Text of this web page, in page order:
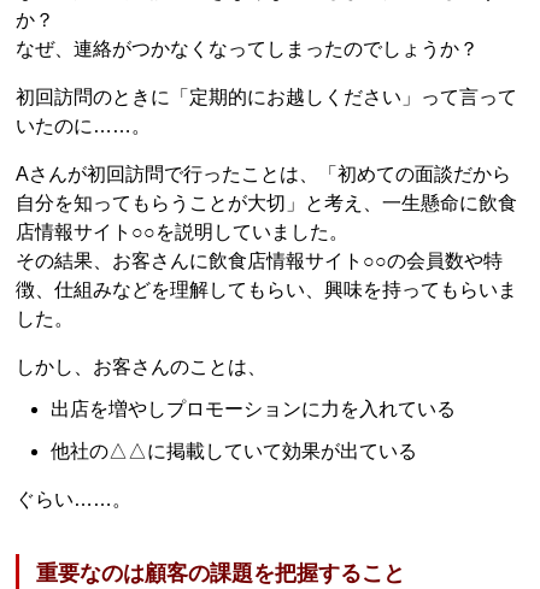
か？
なぜ、連絡がつかなくなってしまったのでしょうか？
初回訪問のときに「定期的にお越しください」って言って
いたのに……。
Aさんが初回訪問で行ったことは、「初めての面談だから
自分を知ってもらうことが大切」と考え、一生懸命に飲食
店情報サイト○○を説明していました。
その結果、お客さんに飲食店情報サイト○○の会員数や特
徴、仕組みなどを理解してもらい、興味を持ってもらいま
した。
しかし、お客さんのことは、
出店を増やしプロモーションに力を入れている
他社の△△に掲載していて効果が出ている
ぐらい……。
重要なのは顧客の課題を把握すること